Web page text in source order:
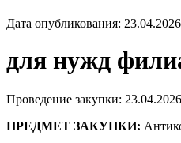
Дата опубликования: 23.04.2026
для нужд
Проведение закупки:
ПРЕДМЕТ ЗАКУПКИ: